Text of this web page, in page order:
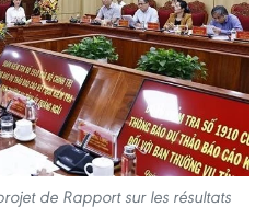
de Rapport sur les résultats